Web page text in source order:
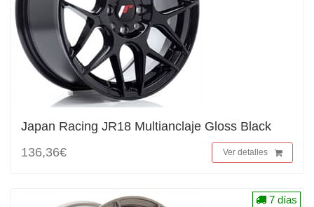
Japan Racing JR18 Multianclaje Gloss Black
136,36€
Ver detalles
7 días